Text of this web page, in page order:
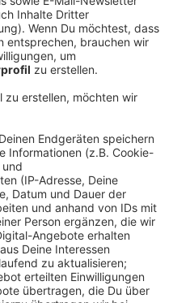
Schumann-Haus
06:22
Musikerehepaares Clara
vergangenen Jahren
saniert worden. Ab
es als Museum
gibt es ein
der Romantik und
Insgesamt werden
Clara und